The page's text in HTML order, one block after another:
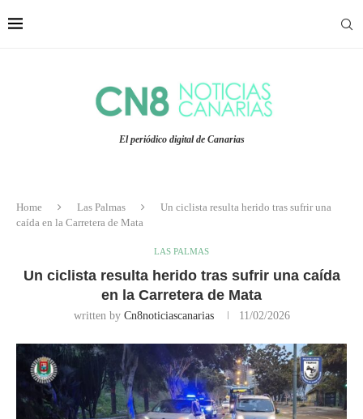
El periódico digital de Canarias
Home Las Palmas
Un ciclista resulta herido tras sufrir una
caída en la Carretera de Mata
LAS PALMAS
Un ciclista resulta herido tras sufrir una caída
en la Carretera de Mata
written by Cn8noticiascanarias 11/02/2026